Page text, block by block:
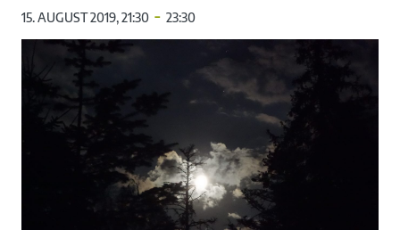
15. AUGUST 2019, 21:30 - 23:30